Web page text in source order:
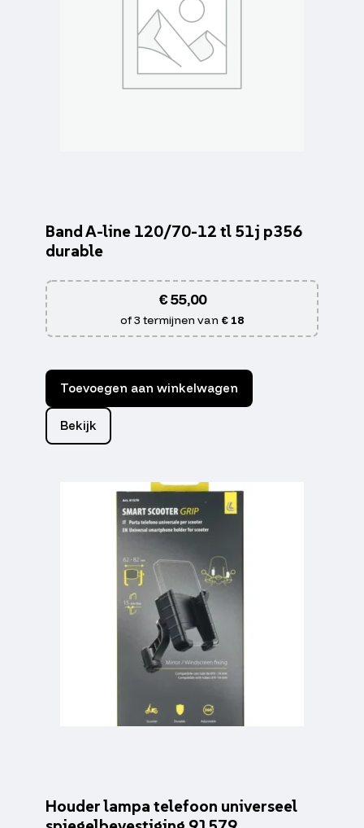
Band A-line 120/70-12 tl 51j p356
durable
€55,00
of 3 termijnen van € 18
Toevoegen aan winkelwagen
Bekijk
Houder lampa telefoon universeel